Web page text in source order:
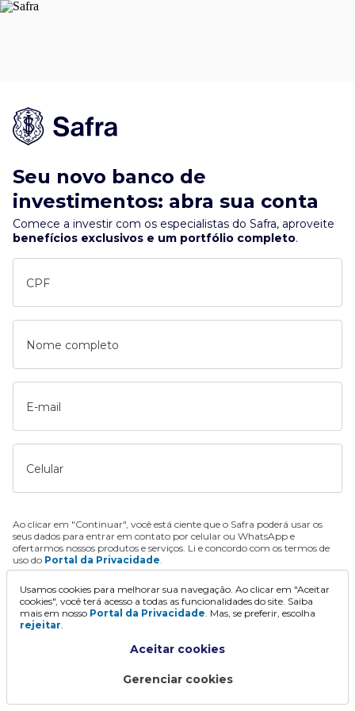
Seu novo banco de
investimentos: abra sua conta
Comece a investir com os especialistas do Safra, aproveite
benefícios exclusivos e um portfólio completo.
CPF
Nome completo
E-mail
Celular
Ao clicar em "Continuar", você está ciente que o Safra poderá usar os
seus dados para entrar em contato por celular ou WhatsApp e
ofertarmos nossos produtos e serviços. Li e concordo com os termos de
uso do Portal da Privacidade.
Continuar
Usamos cookies para melhorar sua navegação. Ao clicar em "Aceitar
cookies", você terá acesso a todas as funcionalidades do site. Saiba
mais em nosso Portal da Privacidade. Mas, se preferir, escolha
rejeitar.
Aceitar cookies
Gerenciar cookies